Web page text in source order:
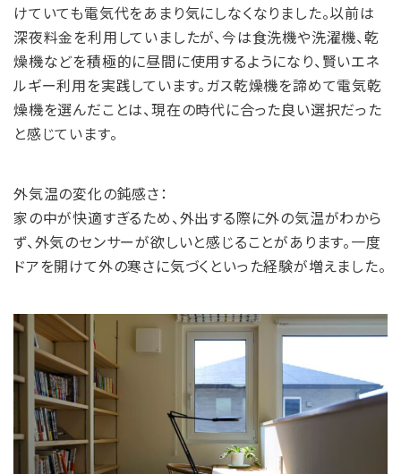
けていても電気代をあまり気にしなくなりました。以前は
深夜料金を利用していましたが、今は食洗機や洗濯機、乾
燥機などを積極的に昼間に使用するようになり、賢いエネ
ルギー利用を実践しています。ガス乾燥機を諦めて電気乾
燥機を選んだことは、現在の時代に合った良い選択だった
と感じています。
外気温の変化の鈍感さ：
家の中が快適すぎるため、外出する際に外の気温がわから
ず、外気のセンサーが欲しいと感じることがあります。一度
ドアを開けて外の寒さに気づくといった経験が増えました。